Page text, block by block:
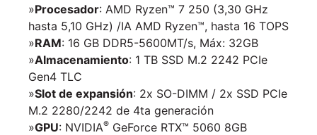
»Procesador: AMD Ryzen™ 7 250 (3,30 GHz
hasta 5,10 GHz) /IA AMD Ryzen™, hasta 16 TOPS
»RAM: 16 GB DDR5-5600MT/s, Máx: 32GB
»Almacenamiento: 1 TB SSD M.2 2242 PCIe
Gen4 TLC
»Slot de expansión: 2x SO-DIMM / 2x SSD PCIe
M.2 2280/2242 de 4ta generación
»GPU: NVIDIA® GeForce RTX™ 5060 8GB